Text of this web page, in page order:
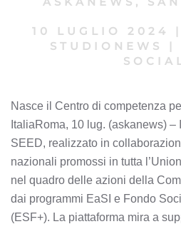
10 LUGLIO 2024
STUDIONEWS
Nasce il Centro di competenza
ItaliaRoma, 10 lug. (askanews)
SEED, realizzato in
nazionali promossi in tutta
nel quadro delle azioni della
dai programmi EaSI e Fondo
(ESF+). La piattaforma mira a